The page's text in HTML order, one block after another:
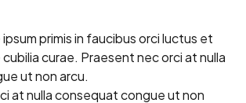
primis in faucibus orci luctus et
curae. Praesent nec orci at nulla
ut non arcu.
at nulla consequat congue ut non